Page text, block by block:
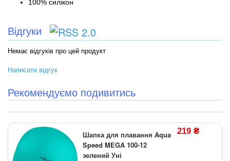
100% силікон
Відгуки
Немає відгуків про цей продукт
Написати відгук
Рекомендуємо подивитись
Шапка для плавання Aqua
Speed MEGA 100-12
зелений Уні
219 ₴